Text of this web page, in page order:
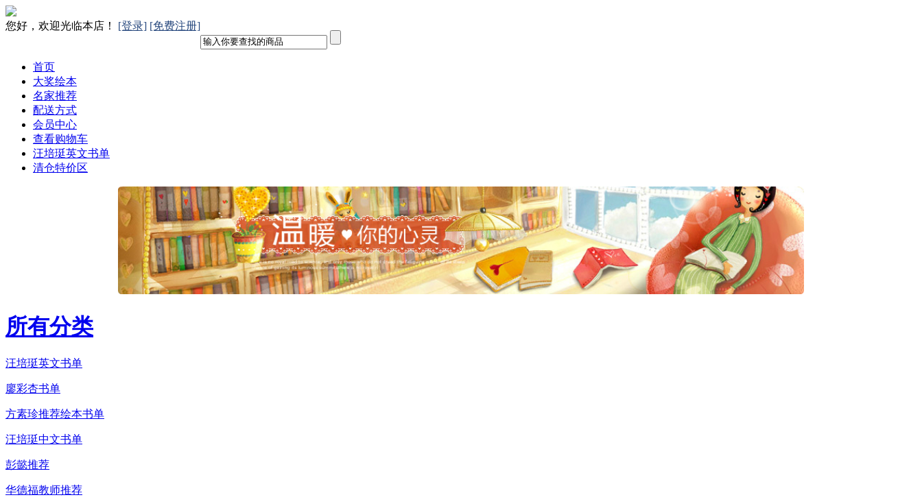
您好，欢迎光临本店！ [登录] [免费注册]
首页
大奖绘本
名家推荐
配送方式
会员中心
查看购物车
汪培珽英文书单
清仓特价区
所有分类
汪培珽英文书单
廖彩杏书单
方素珍推荐绘本书单
汪培珽中文书单
彭懿推荐
华德福教师推荐